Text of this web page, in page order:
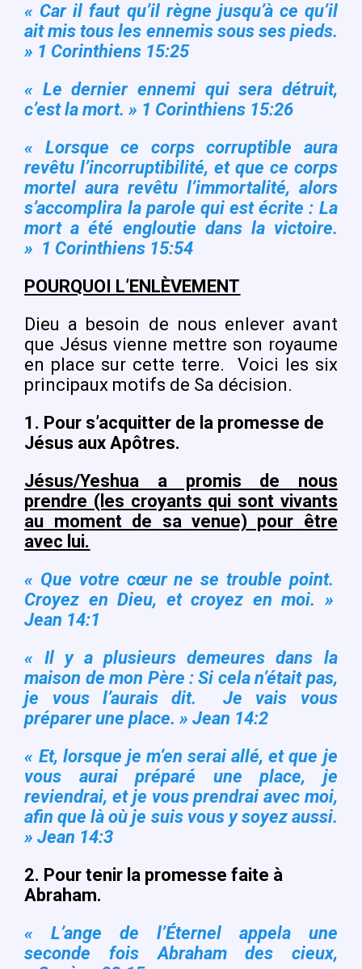
« Car il faut qu’il règne jusqu’à ce qu’il
ait mis tous les ennemis sous ses pieds.
» 1 Corinthiens 15:25
« Le dernier ennemi qui sera détruit,
c’est la mort. » 1 Corinthiens 15:26
« Lorsque ce corps corruptible aura
revêtu l’incorruptibilité, et que ce corps
mortel aura revêtu l’immortalité, alors
s’accomplira la parole qui est écrite : La
mort a été engloutie dans la victoire.
» 1 Corinthiens 15:54
POURQUOI L’ENLÈVEMENT
Dieu a besoin de nous enlever avant
que Jésus vienne mettre son royaume
en place sur cette terre.
Voici les six
principaux motifs de Sa décision.
1. Pour s’acquitter de la promesse de
Jésus aux Apôtres.
Jésus/Yeshua a promis de nous
prendre (les croyants qui sont vivants
au moment de sa venue) pour être
avec lui.
« Que votre cœur ne se trouble point.
Croyez en Dieu, et croyez en moi. »
Jean 14:1
« Il y a plusieurs demeures dans la
maison de mon Père : Si cela n’était pas,
je vous l’aurais dit. Je vais vous
préparer une place. » Jean 14:2
« Et, lorsque je m’en serai allé, et que je
vous aurai préparé une place, je
reviendrai, et je vous prendrai avec moi,
afin que là où je suis vous y soyez aussi.
» Jean 14:3
2. Pour tenir la promesse faite à
Abraham.
« L’ange de l’Éternel appela une
seconde fois Abraham des cieux,